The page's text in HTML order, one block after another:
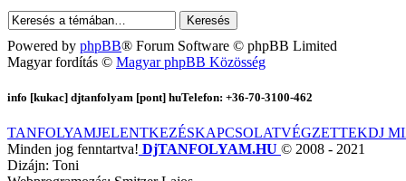
Powered by phpBB® Forum Software © phpBB Limited
Magyar fordítás © Magyar phpBB Közösség
info [kukac] djtanfolyam [pont] huTelefon: +36-70-3100-462
TANFOLYAMJELENTKEZÉSKAPCSOLATVÉGZETTEKDJ
Minden jog fenntartva! DjTANFOLYAM.HU © 2008 - 2021
Dizájn: Toni